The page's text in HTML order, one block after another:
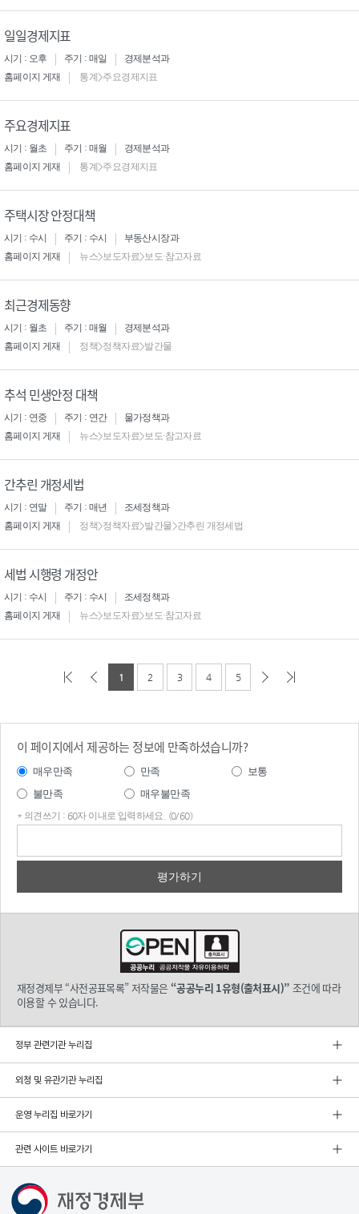
일일경제지표
시기 : 오후 주기 : 매일
경제분석과
홈페이지 게재
통계>주요경제지표
주요경제지표
시기 : 월초 주기 : 매월
경제분석과
홈페이지 게재
통계>주요경제지표
주택시장 안정대책
시기 : 수시 주기 : 수시
부동산시장과
홈페이지 게재
뉴스>보도자료>보도·참고자료
최근경제동향
시기 : 월초 주기 : 매월
경제분석과
홈페이지 게재
정책>정책자료>발간물
추석 민생안정 대책
시기 : 연중 주기 : 연간
물가정책과
홈페이지 게재
뉴스>보도자료>보도·참고자료
간추린 개정세법
시기 : 연말 주기 : 매년
조세정책과
홈페이지 게재
정책>정책자료>발간물>간추린 개정세법
세법 시행령 개정안
시기 : 수시 주기 : 수시
조세정책과
홈페이지 게재
뉴스>보도자료>보도·참고자료
1 2 3 4 5
이 페이지에서 제공하는 정보에 만족하셨습니까?
매우만족 만족
보통
불만족
매우불만족
* 의견쓰기 : 60자 이내로 입력하세요. (0/60)
재정경제부 “사전공표목록” 저작물은 “공공누리 1유형(출처표시)” 조건에 따라
이용할 수 있습니다.
정부 관련기관 누리집
외청 및 유관기관 누리집
운영 누리집 바로가기
관련 사이트 바로가기